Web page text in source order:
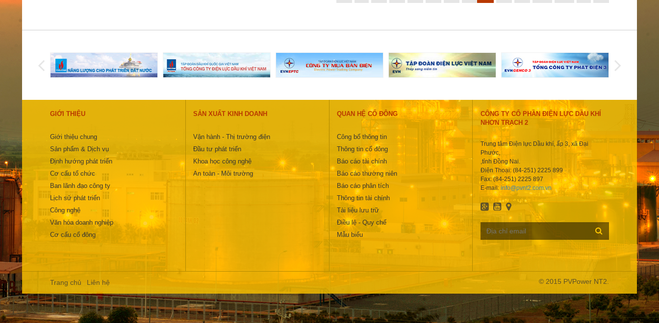
GIỚI THIỆU
Giới thiệu chung
Sản phẩm & Dịch vụ
Định hướng phát triển
Cơ cấu tổ chức
Ban lãnh đạo công ty
Lịch sử phát triển
Công nghệ
Văn hóa doanh nghiệp
Cơ cấu cổ đông
SẢN XUẤT KINH DOANH
Vận hành - Thị trường điện
Đầu tư phát triển
Khoa học công nghệ
An toàn - Môi trường
QUAN HỆ CỔ ĐÔNG
Công bố thông tin
Thông tin cổ đông
Báo cáo tài chính
Báo cáo thường niên
Báo cáo phân tích
Thông tin tài chính
Tài liệu lưu trữ
Điều lệ - Quy chế
Mẫu biểu
CÔNG TY CỔ PHẦN ĐIỆN LỰC DẦU KHÍ
NHƠN TRẠCH 2
Trung tâm Điện lực Dầu khí, ấp 3, xã Đại
Phước,
,tỉnh Đồng Nai.
Điện Thoại: (84-251) 2225 899
Fax: (84-251) 2225 897
E-mail: info@pvnt2.com.vn
Trang chủ Liên hệ © 2015 PVPower NT2.